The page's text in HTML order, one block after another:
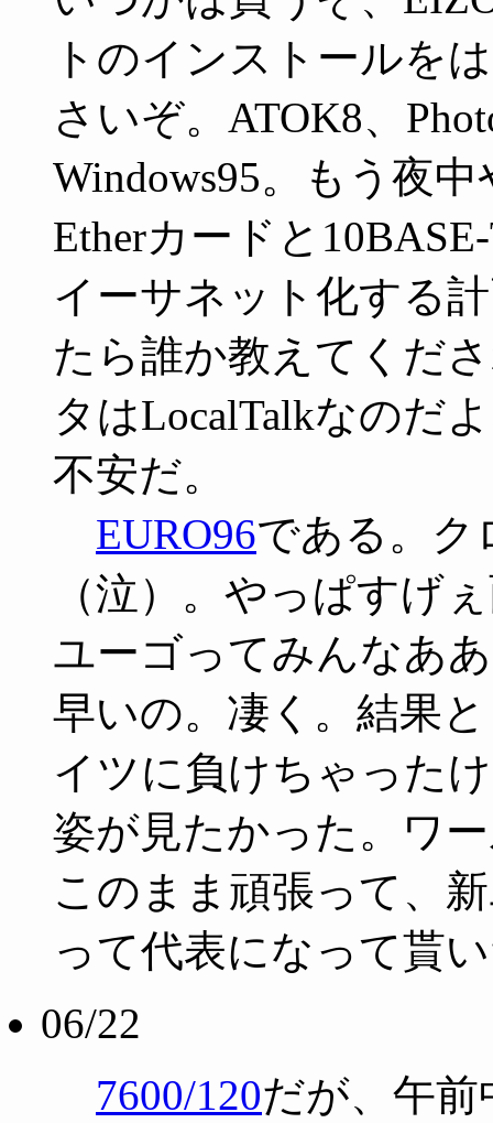
トのインストールを
さいぞ。ATOK8、
Windows95。もう夜
Etherカードと
イーサネット化する
たら誰か教えてくだ
タはLocalTalkなのだ
不安だ。
EURO96である。ク
（泣）。やっぱすげ
ユーゴってみんなあ
早いの。凄く。結果
イツに負けちゃった
姿が見たかった。ワ
このまま頑張って、
って代表になって貰
06/22
7600/120だが、午